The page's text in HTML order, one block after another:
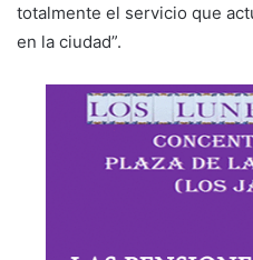
totalmente el servicio que
en la ciudad”.